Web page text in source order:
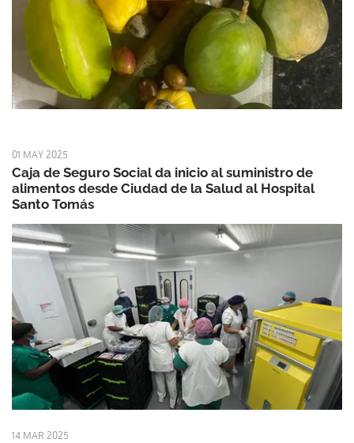
01 MAY 2025
Caja de Seguro Social da inicio al suministro de
alimentos desde Ciudad de la Salud al Hospital
Santo Tomás
14 MAR 2025